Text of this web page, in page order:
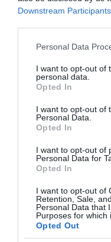
Downstream Participants
Please note that this
not limited to your visit
grant or deny consent
use your data for below
consent section.
Personal Data
I want to opt-out of
personal data.
Opted In
I want to opt-out of
Personal Data.
Opted In
I want to opt-out of
Personal Data for
Opted In
I want to opt-out of
Retention, Sale,
Personal Data that
Purposes for which
Opted Out
Hivatalosan is
tekintetben…
Képeken a